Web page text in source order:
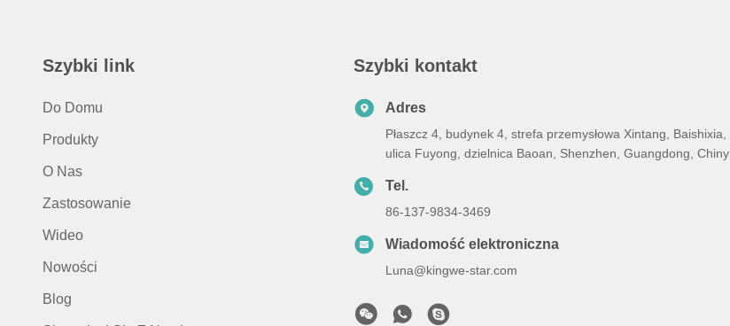
Szybki link
Do Domu
Produkty
O Nas
Zastosowanie
Wideo
Nowości
Blog
Szybki kontakt
Adres
Płaszcz 4, budynek 4, strefa przemysłowa Xintang, Baishixia,
ulica Fuyong, dzielnica Baoan, Shenzhen, Guangdong, Chiny
Tel.
86-137-9834-3469
Wiadomość elektroniczna
Luna@kingwe-star.com